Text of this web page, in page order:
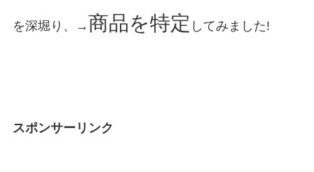
を深堀り、→商品を特定 してみました!
スポンサーリンク